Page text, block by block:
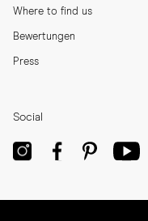
Where to find us
Bewertungen
Press
Social